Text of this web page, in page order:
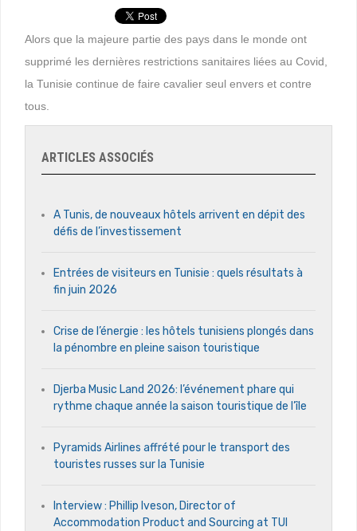
Alors que la majeure partie des pays dans le monde ont
supprimé les dernières restrictions sanitaires liées au Covid,
la Tunisie continue de faire cavalier seul envers et contre
tous.
ARTICLES ASSOCIÉS
A Tunis, de nouveaux hôtels arrivent en dépit des
défis de l’investissement
Entrées de visiteurs en Tunisie : quels résultats à
fin juin 2026
Crise de l’énergie : les hôtels tunisiens plongés dans
la pénombre en pleine saison touristique
Djerba Music Land 2026: l’événement phare qui
rythme chaque année la saison touristique de l’île
Pyramids Airlines affrété pour le transport des
touristes russes sur la Tunisie
Interview : Phillip Iveson, Director of
Accommodation Product and Sourcing at TUI